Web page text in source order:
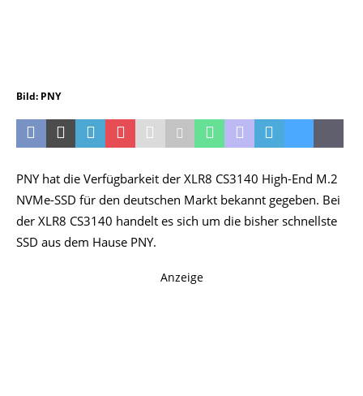
Bild: PNY
PNY hat die Verfügbarkeit der XLR8 CS3140 High-End M.2
NVMe-SSD für den deutschen Markt bekannt gegeben. Bei
der XLR8 CS3140 handelt es sich um die bisher schnellste
SSD aus dem Hause PNY.
Anzeige